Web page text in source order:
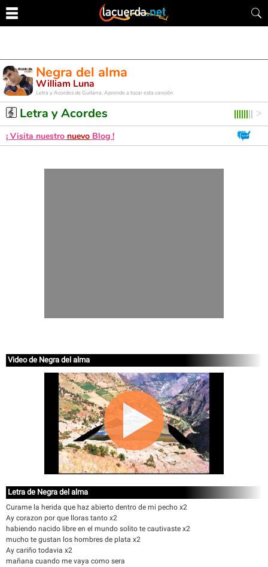
Negra del alma
William Luna
Letra y Acordes de Guitarra. Aprende a tocar esta canción
Letra y Acordes
¡ Visita nuestro nuevo Blog !
Video de Negra del alma
Letra de Negra del alma
Curame la herida que haz abierto dentro de mi pecho x2
Ay corazon por que lloras tanto x2
habiendo nacido libre en el mundo solito te cautivaste x2
mucho te gustan los hombres de plata x2
Ay cariño todavia x2
mañana cuando me vaya como sera